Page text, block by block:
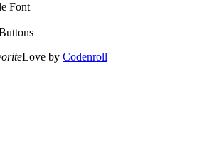
Font
Love by Codenroll